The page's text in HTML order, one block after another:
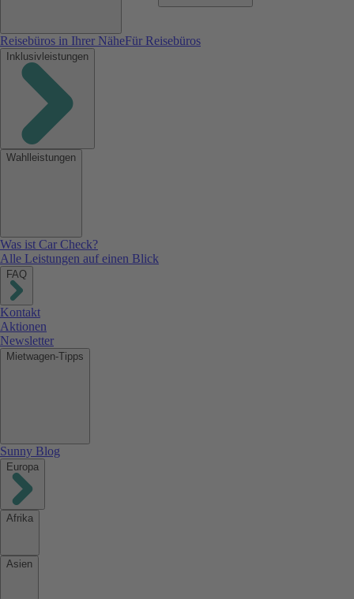
Reisebüros in Ihrer NäheFür Reisebüros
Inklusivleistungen
Wahlleistungen
Was ist Car Check?
Alle Leistungen auf einen Blick
FAQ
Kontakt
Aktionen
Newsletter
Mietwagen-Tipps
Sunny Blog
Europa
Afrika
Asien